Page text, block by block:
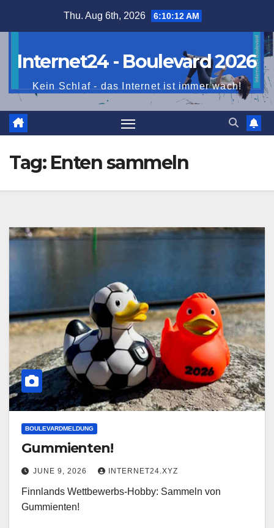
Thu. Aug 6th, 2026 6:10:13 AM
Internet24 - Boulevard 2026
Kein Schlaf - das Internet ist immer wach!
Tag: Enten sammeln
BOULEVARDMELDUNG
Gummienten!
JUNE 9, 2026 INTERNET24.XYZ
Finnlands Wettbewerbs-Hobby: Sammeln von
Gummienten!